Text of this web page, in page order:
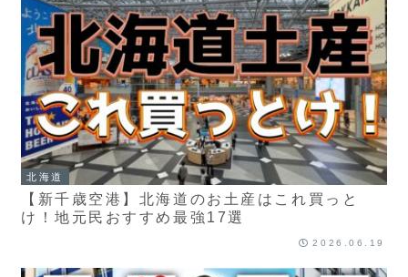
北海道
【新千歳空港】北海道のお土産はこれ買っと
け！地元民おすすめ最強17選
2026.06.19